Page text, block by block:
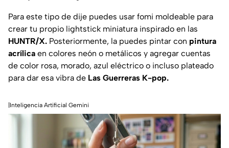
Para este tipo de dije puedes usar fomi moldeable para
crear tu propio lightstick miniatura inspirado en las
HUNTR/X. Posteriormente, la puedes pintar con pintura
acrílica en colores neón o metálicos y agregar cuentas
de color rosa, morado, azul eléctrico o incluso plateado
para dar esa vibra de Las Guerreras K-pop.
|Inteligencia Artificial Gemini